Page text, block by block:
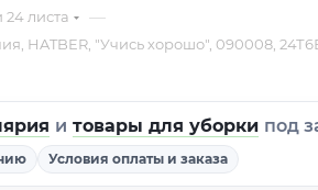
24 листа —
HATBER, "Учись хорошо", 090008,
и товары для уборки под
Условия оплаты и заказа